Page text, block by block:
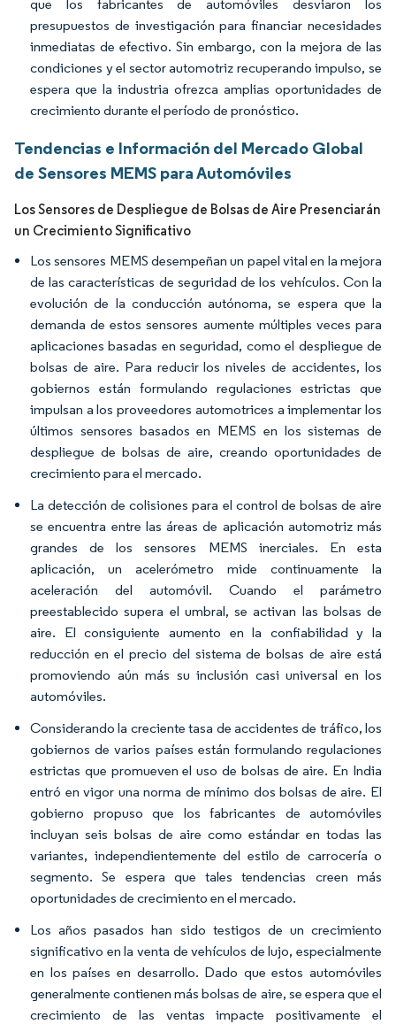
que los fabricantes de automóviles desviaron los
presupuestos de investigación para financiar necesidades
inmediatas de efectivo. Sin embargo, con la mejora de las
condiciones y el sector automotriz recuperando impulso, se
espera que la industria ofrezca amplias oportunidades de
crecimiento durante el período de pronóstico.
Tendencias e Información del Mercado Global
de Sensores MEMS para Automóviles
Los Sensores de Despliegue de Bolsas de Aire Presenciarán
un Crecimiento Significativo
Los sensores MEMS desempeñan un papel vital en la mejora
de las características de seguridad de los vehículos. Con la
evolución de la conducción autónoma, se espera que la
demanda de estos sensores aumente múltiples veces para
aplicaciones basadas en seguridad, como el despliegue de
bolsas de aire. Para reducir los niveles de accidentes, los
gobiernos están formulando regulaciones estrictas que
impulsan a los proveedores automotrices a implementar los
últimos sensores basados en MEMS en los sistemas de
despliegue de bolsas de aire, creando oportunidades de
crecimiento para el mercado.
La detección de colisiones para el control de bolsas de aire
se encuentra entre las áreas de aplicación automotriz más
grandes de los sensores MEMS inerciales. En esta
aplicación, un acelerómetro mide continuamente la
aceleración del automóvil. Cuando el parámetro
preestablecido supera el umbral, se activan las bolsas de
aire. El consiguiente aumento en la confiabilidad y la
reducción en el precio del sistema de bolsas de aire está
promoviendo aún más su inclusión casi universal en los
automóviles.
Considerando la creciente tasa de accidentes de tráfico, los
gobiernos de varios países están formulando regulaciones
estrictas que promueven el uso de bolsas de aire. En India
entró en vigor una norma de mínimo dos bolsas de aire. El
gobierno propuso que los fabricantes de automóviles
incluyan seis bolsas de aire como estándar en todas las
variantes, independientemente del estilo de carrocería o
segmento. Se espera que tales tendencias creen más
oportunidades de crecimiento en el mercado.
Los años pasados han sido testigos de un crecimiento
significativo en la venta de vehículos de lujo, especialmente
en los países en desarrollo. Dado que estos automóviles
generalmente contienen más bolsas de aire, se espera que el
crecimiento de las ventas impacte positivamente el